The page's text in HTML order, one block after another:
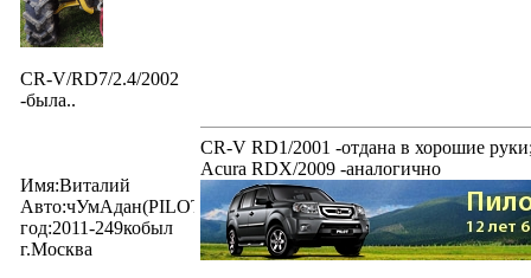
CR-V/RD7/2.4/2002
-была..
Имя:Виталий
Авто:чУмАдан(PILOTexe)
год:2011-249кобыл
г.Москва
CR-V RD1/2001 -отдана в хорошие
Acura RDX/2009 -аналогично